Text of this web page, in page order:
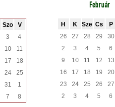
Szo
V
3
4
10
11
17
18
24
25
31
1
7 8
Február
H K Sze Cs P
26
27 28 29 30
2
3 4 5 6
9
10 11 12 13
16
17 18 19 20
23
24 25 26 27
2
3 4 5 6